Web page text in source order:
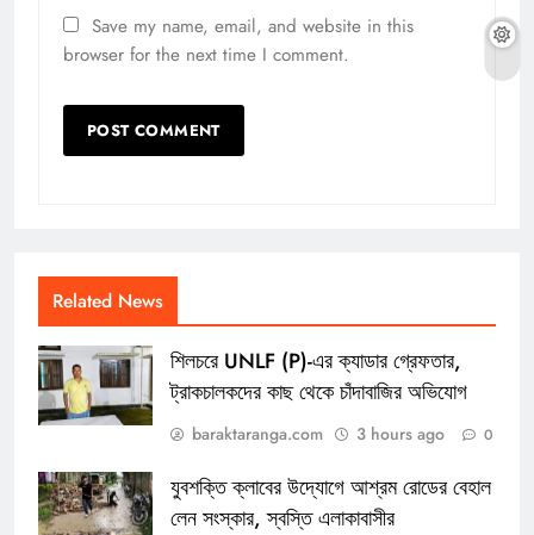
Save my name, email, and website in this
browser for the next time I comment.
Related News
শিলচরে UNLF (P)-এর ক্যাডার গ্রেফতার,
ট্রাকচালকদের কাছ থেকে চাঁদাবাজির অভিযোগ
baraktaranga.com 3 hours ago 0
যুবশক্তি ক্লাবের উদ্যোগে আশ্রম রোডের বেহাল
লেন সংস্কার, স্বস্তি এলাকাবাসীর